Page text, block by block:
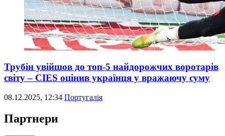
Трубін увійшов до топ-5 найдорожчих воротарів
світу – CIES оцінив українця у вражаючу суму
08.12.2025, 12:34 Португалія
Партнери